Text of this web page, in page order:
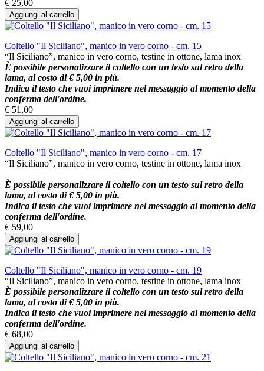
€ 25,00
Aggiungi al carrello
Coltello "Il Siciliano", manico in vero corno - cm. 15
“Il Siciliano”, manico in vero corno, testine in ottone, lama inox
È possibile personalizzare il coltello con un testo sul retro della
lama, al costo di € 5,00 in più.
Indica il testo che vuoi imprimere nel messaggio al momento della
conferma dell'ordine.
€ 51,00
Aggiungi al carrello
Coltello "Il Siciliano", manico in vero corno - cm. 17
“Il Siciliano”, manico in vero corno, testine in ottone, lama inox
È possibile personalizzare il coltello con un testo sul retro della
lama, al costo di € 5,00 in più.
Indica il testo che vuoi imprimere nel messaggio al momento della
conferma dell'ordine.
€ 59,00
Aggiungi al carrello
Coltello "Il Siciliano", manico in vero corno - cm. 19
“Il Siciliano”, manico in vero corno, testine in ottone, lama inox
È possibile personalizzare il coltello con un testo sul retro della
lama, al costo di € 5,00 in più.
Indica il testo che vuoi imprimere nel messaggio al momento della
conferma dell'ordine.
€ 68,00
Aggiungi al carrello